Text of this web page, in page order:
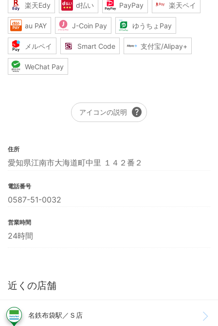
楽天Edy d払い PayPay 楽天ペイ
au PAY J-Coin Pay ゆうちょPay
メルペイ Smart Code 支付宝/Alipay+
WeChat Pay
アイコンの説明 help
住所
愛知県江南市大海道町中里 １４２番２
電話番号
0587-51-0032
営業時間
24時間
近くの店舗
名鉄布袋駅／Ｓ店